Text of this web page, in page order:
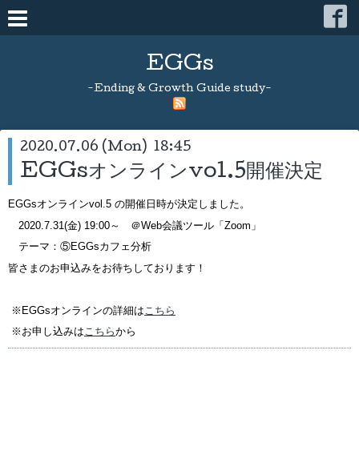
EGGs
-Ending & Growth Guide study-
2020.07.06 (Mon) 18:45
EGGsオンラインvol.5開催決定
EGGsオンラインvol.5 の開催日時が決定しました。
2020.7.31(金) 19:00～ ＠Web会議ツール「Zoom」
テーマ：⑤EGGsカフェ分析
皆さまのお申込みをお待ちしております！
※EGGsオンラインの詳細は こちら
※お申し込みはこちらから